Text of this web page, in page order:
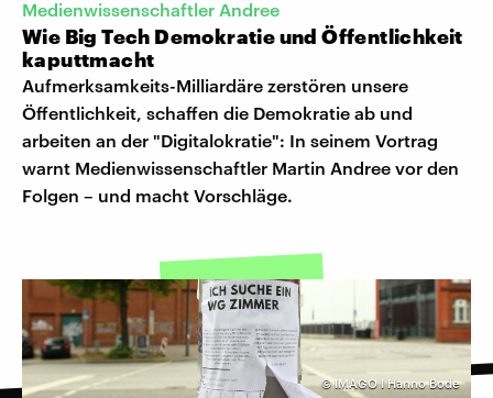
Medienwissenschaftler Andree
Wie Big Tech Demokratie und Öffentlichkeit
kaputtmacht
Aufmerksamkeits-Milliardäre zerstören unsere
Öffentlichkeit, schaffen die Demokratie ab und
arbeiten an der "Digitalokratie": In seinem Vortrag
warnt Medienwissenschaftler Martin Andree vor den
Folgen – und macht Vorschläge.
©IMAGO I Hanno Bode